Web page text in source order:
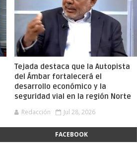
Tejada destaca que la Autopista
del Ámbar fortalecerá el
desarrollo económico y la
seguridad vial en la región Norte
Redacción Jul 28, 2026
FACEBOOK